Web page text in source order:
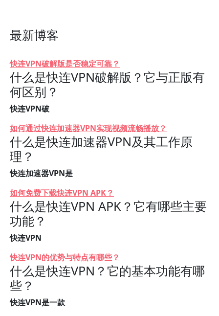
最新博客
快连VPN破解版是否稳定可靠？
什么是快连VPN破解版？它与正版有
何区别？
快连VPN破
如何通过快连加速器VPN实现视频流畅播放？
什么是快连加速器VPN及其工作原
理？
快连加速器VPN是
如何免费下载快连VPN APK？
什么是快连VPN APK？它有哪些主要
功能？
快连VPN
快连VPN的优势与特点有哪些？
什么是快连VPN？它的基本功能有哪
些？
快连VPN是一款